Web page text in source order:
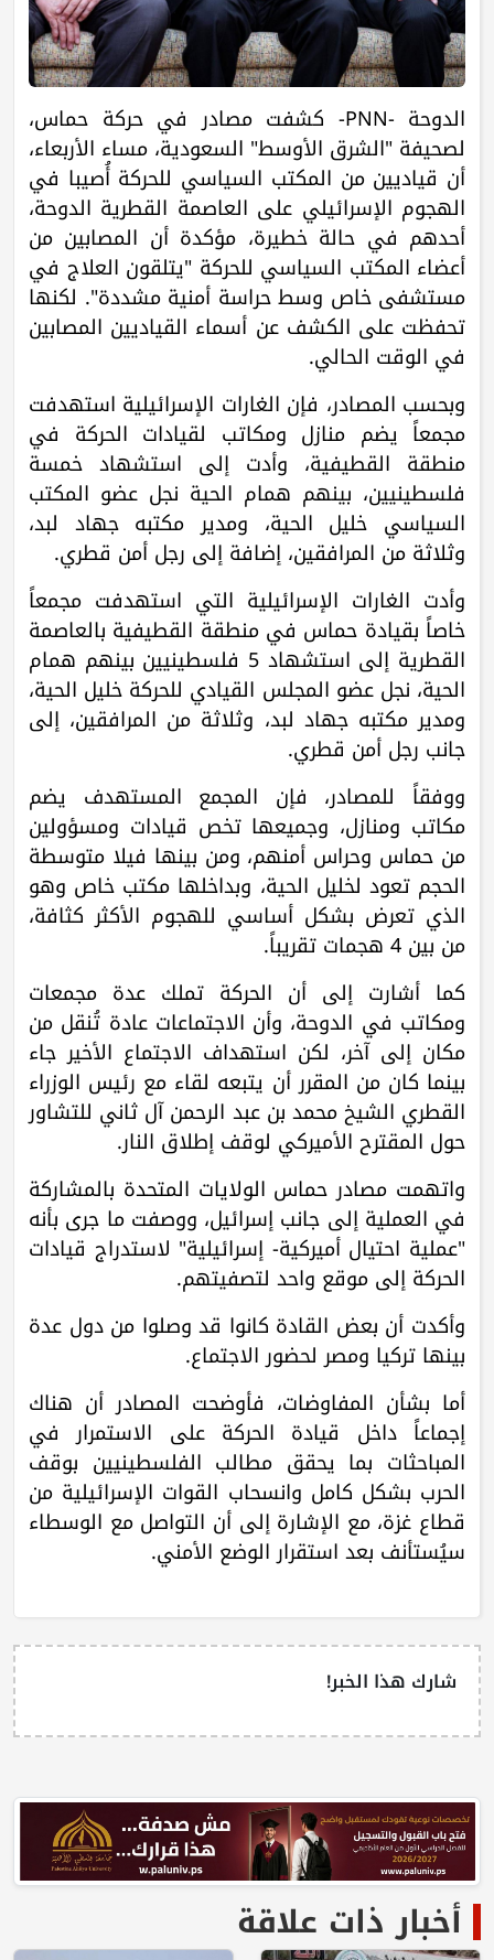
الدوحة -PNN- كشفت مصادر في حركة حماس،
لصحيفة "الشرق الأوسط" السعودية، مساء الأربعاء،
أن قياديين من المكتب السياسي للحركة أُصيبا في
الهجوم الإسرائيلي على العاصمة القطرية الدوحة،
أحدهم في حالة خطيرة، مؤكدة أن المصابين من
أعضاء المكتب السياسي للحركة "يتلقون العلاج في
مستشفى خاص وسط حراسة أمنية مشددة". لكنها
تحفظت على الكشف عن أسماء القياديين المصابين
في الوقت الحالي.
وبحسب المصادر، فإن الغارات الإسرائيلية استهدفت
مجمعاً يضم منازل ومكاتب لقيادات الحركة في
منطقة القطيفية، وأدت إلى استشهاد خمسة
فلسطينيين، بينهم همام الحية نجل عضو المكتب
السياسي خليل الحية، ومدير مكتبه جهاد لبد،
وثلاثة من المرافقين، إضافة إلى رجل أمن قطري.
وأدت الغارات الإسرائيلية التي استهدفت مجمعاً
خاصاً بقيادة حماس في منطقة القطيفية بالعاصمة
القطرية إلى استشهاد 5 فلسطينيين بينهم همام
الحية، نجل عضو المجلس القيادي للحركة خليل الحية،
ومدير مكتبه جهاد لبد، وثلاثة من المرافقين، إلى
جانب رجل أمن قطري.
ووفقاً للمصادر، فإن المجمع المستهدف يضم
مكاتب ومنازل، وجميعها تخص قيادات ومسؤولين
من حماس وحراس أمنهم، ومن بينها فيلا متوسطة
الحجم تعود لخليل الحية، وبداخلها مكتب خاص وهو
الذي تعرض بشكل أساسي للهجوم الأكثر كثافة،
من بين 4 هجمات تقريباً.
كما أشارت إلى أن الحركة تملك عدة مجمعات
ومكاتب في الدوحة، وأن الاجتماعات عادة تُنقل من
مكان إلى آخر، لكن استهداف الاجتماع الأخير جاء
بينما كان من المقرر أن يتبعه لقاء مع رئيس الوزراء
القطري الشيخ محمد بن عبد الرحمن آل ثاني للتشاور
حول المقترح الأميركي لوقف إطلاق النار.
واتهمت مصادر حماس الولايات المتحدة بالمشاركة
في العملية إلى جانب إسرائيل، ووصفت ما جرى بأنه
"عملية احتيال أميركية- إسرائيلية" لاستدراج قيادات
الحركة إلى موقع واحد لتصفيتهم.
وأكدت أن بعض القادة كانوا قد وصلوا من دول عدة
بينها تركيا ومصر لحضور الاجتماع.
أما بشأن المفاوضات، فأوضحت المصادر أن هناك
إجماعاً داخل قيادة الحركة على الاستمرار في
المباحثات بما يحقق مطالب الفلسطينيين بوقف
الحرب بشكل كامل وانسحاب القوات الإسرائيلية من
قطاع غزة، مع الإشارة إلى أن التواصل مع الوسطاء
سيُستأنف بعد استقرار الوضع الأمني.
شارك هذا الخبر!
أخبار ذات علاقة